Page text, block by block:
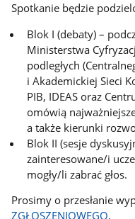
Spotkanie będzie
Blok I (debaty) –
Ministerstwa
podległych
i Akademickiej Sieci
PIB, IDEAS oraz
omówią
a także kierunki
Blok II (sesje
zainteresowane/i
mogły/li zabrać głos.
Prosimy o przesłanie
ZGŁOSZENIOWEGO.